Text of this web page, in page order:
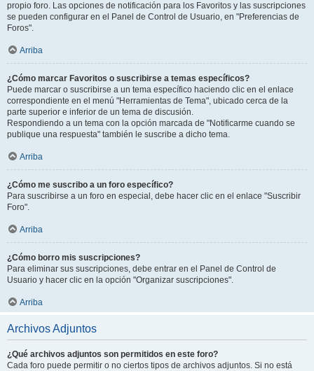
propio foro. Las opciones de notificación para los Favoritos y las suscripciones
se pueden configurar en el Panel de Control de Usuario, en "Preferencias de
Foros".
Arriba
¿Cómo marcar Favoritos o suscribirse a temas específicos?
Puede marcar o suscribirse a un tema específico haciendo clic en el enlace
correspondiente en el menú "Herramientas de Tema", ubicado cerca de la
parte superior e inferior de un tema de discusión.
Respondiendo a un tema con la opción marcada de "Notificarme cuando se
publique una respuesta" también le suscribe a dicho tema.
Arriba
¿Cómo me suscribo a un foro específico?
Para suscribirse a un foro en especial, debe hacer clic en el enlace "Suscribir
Foro".
Arriba
¿Cómo borro mis suscripciones?
Para eliminar sus suscripciones, debe entrar en el Panel de Control de
Usuario y hacer clic en la opción "Organizar suscripciones".
Arriba
Archivos Adjuntos
¿Qué archivos adjuntos son permitidos en este foro?
Cada foro puede permitir o no ciertos tipos de archivos adjuntos. Si no está